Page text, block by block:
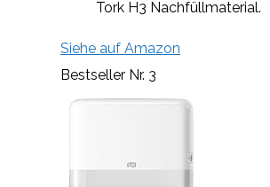
Tork H3 Nachfüllmaterial.
Siehe auf Amazon
Bestseller Nr. 3